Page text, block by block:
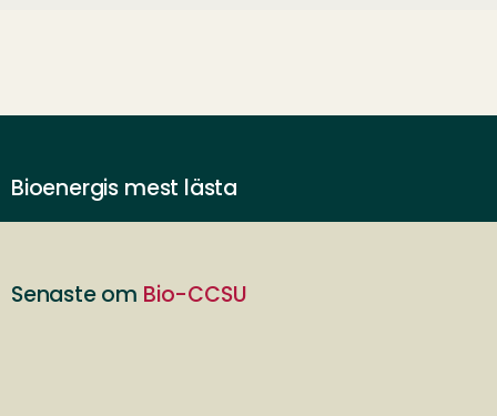
Bioenergis mest lästa
Senaste om Bio-CCSU